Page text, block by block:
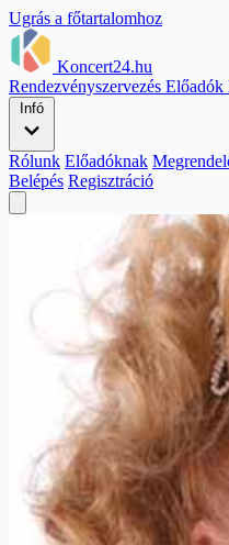
Ugrás a főtartalomhoz
Koncert24.hu
Rendezvényszervezés Előadók
Infó
Rólunk Előadóknak
Belépés Regisztráció